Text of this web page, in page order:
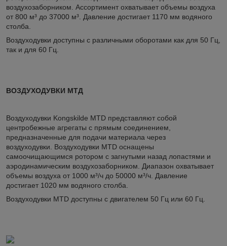
воздухозаборником. Ассортимент охватывает объемы воздуха
от 800 м³ до 37000 м³. Давление достигает 1170 мм водяного
столба.
Воздуходувки доступны с различными оборотами как для 50 Гц,
так и для 60 Гц.
ВОЗДУХОДУВКИ МТД
Воздуходувки Kongskilde MTD представляют собой
центробежные агрегаты с прямым соединением,
предназначенные для подачи материала через
воздуходувки. Воздуходувки MTD оснащены
самоочищающимся ротором с загнутыми назад лопастями и
аэродинамическим воздухозаборником. Диапазон охватывает
объемы воздуха от 1000 м³/ч до 50000 м³/ч. Давление
достигает 1020 мм водяного столба.
Воздуходувки MTD доступны с двигателем 50 Гц или 60 Гц.